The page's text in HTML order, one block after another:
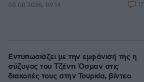
08.08.2026, 09:14 17
Εντυπωσιάζει με την εμφάνισή της η
σύζυγος του Τζέντι Όσμαν στις
διακοπές τους στην Τουρκία, βίντεο